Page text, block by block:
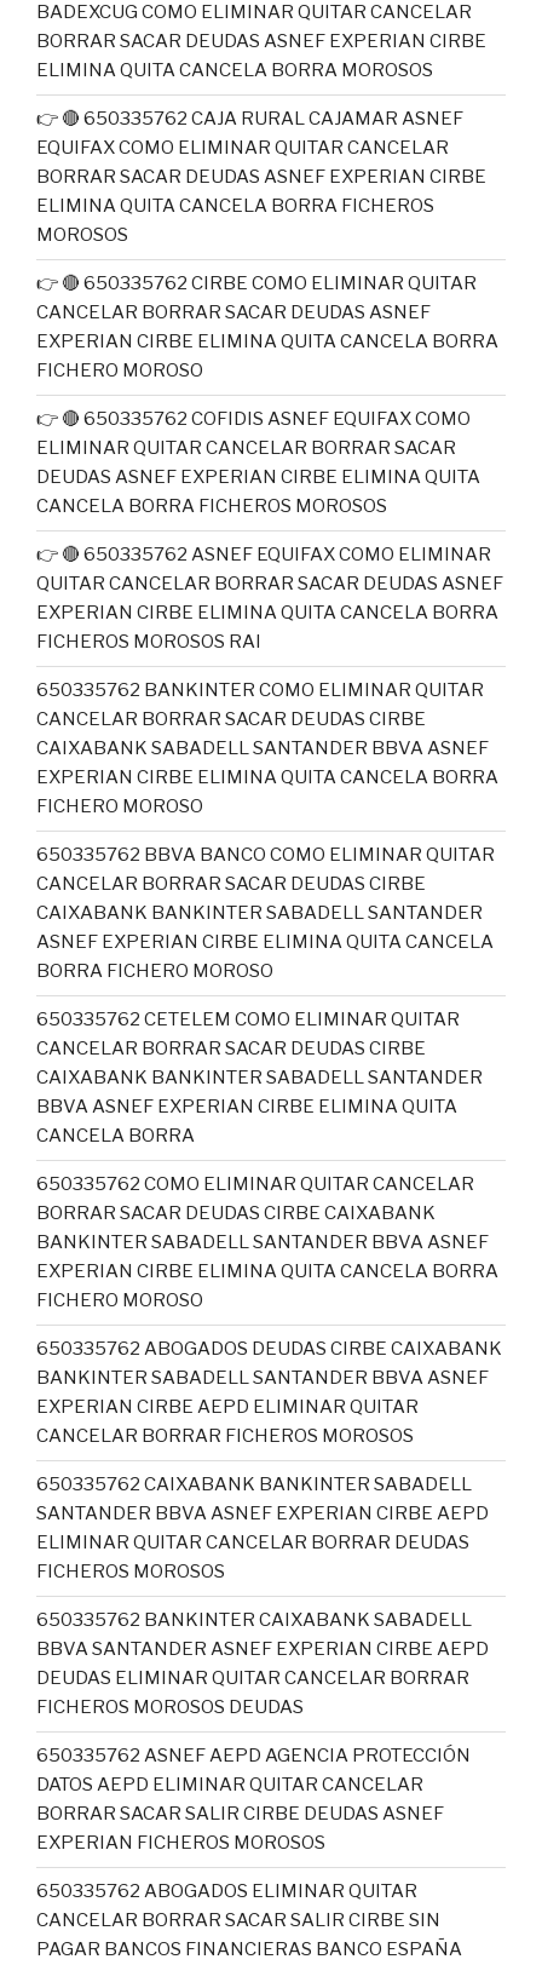
BADEXCUG COMO ELIMINAR QUITAR CANCELAR
BORRAR SACAR DEUDAS ASNEF EXPERIAN CIRBE
ELIMINA QUITA CANCELA BORRA MOROSOS
👉 🔴 650335762 CAJA RURAL CAJAMAR ASNEF
EQUIFAX COMO ELIMINAR QUITAR CANCELAR
BORRAR SACAR DEUDAS ASNEF EXPERIAN CIRBE
ELIMINA QUITA CANCELA BORRA FICHEROS
MOROSOS
👉 🔴 650335762 CIRBE COMO ELIMINAR QUITAR
CANCELAR BORRAR SACAR DEUDAS ASNEF
EXPERIAN CIRBE ELIMINA QUITA CANCELA BORRA
FICHERO MOROSO
👉 🔴 650335762 COFIDIS ASNEF EQUIFAX COMO
ELIMINAR QUITAR CANCELAR BORRAR SACAR
DEUDAS ASNEF EXPERIAN CIRBE ELIMINA QUITA
CANCELA BORRA FICHEROS MOROSOS
👉 🔴 650335762 ASNEF EQUIFAX COMO ELIMINAR
QUITAR CANCELAR BORRAR SACAR DEUDAS ASNEF
EXPERIAN CIRBE ELIMINA QUITA CANCELA BORRA
FICHEROS MOROSOS RAI
650335762 BANKINTER COMO ELIMINAR QUITAR
CANCELAR BORRAR SACAR DEUDAS CIRBE
CAIXABANK SABADELL SANTANDER BBVA ASNEF
EXPERIAN CIRBE ELIMINA QUITA CANCELA BORRA
FICHERO MOROSO
650335762 BBVA BANCO COMO ELIMINAR QUITAR
CANCELAR BORRAR SACAR DEUDAS CIRBE
CAIXABANK BANKINTER SABADELL SANTANDER
ASNEF EXPERIAN CIRBE ELIMINA QUITA CANCELA
BORRA FICHERO MOROSO
650335762 CETELEM COMO ELIMINAR QUITAR
CANCELAR BORRAR SACAR DEUDAS CIRBE
CAIXABANK BANKINTER SABADELL SANTANDER
BBVA ASNEF EXPERIAN CIRBE ELIMINA QUITA
CANCELA BORRA
650335762 COMO ELIMINAR QUITAR CANCELAR
BORRAR SACAR DEUDAS CIRBE CAIXABANK
BANKINTER SABADELL SANTANDER BBVA ASNEF
EXPERIAN CIRBE ELIMINA QUITA CANCELA BORRA
FICHERO MOROSO
650335762 ABOGADOS DEUDAS CIRBE CAIXABANK
BANKINTER SABADELL SANTANDER BBVA ASNEF
EXPERIAN CIRBE AEPD ELIMINAR QUITAR
CANCELAR BORRAR FICHEROS MOROSOS
650335762 CAIXABANK BANKINTER SABADELL
SANTANDER BBVA ASNEF EXPERIAN CIRBE AEPD
ELIMINAR QUITAR CANCELAR BORRAR DEUDAS
FICHEROS MOROSOS
650335762 BANKINTER CAIXABANK SABADELL
BBVA SANTANDER ASNEF EXPERIAN CIRBE AEPD
DEUDAS ELIMINAR QUITAR CANCELAR BORRAR
FICHEROS MOROSOS DEUDAS
650335762 ASNEF AEPD AGENCIA PROTECCIÓN
DATOS AEPD ELIMINAR QUITAR CANCELAR
BORRAR SACAR SALIR CIRBE DEUDAS ASNEF
EXPERIAN FICHEROS MOROSOS
650335762 ABOGADOS ELIMINAR QUITAR
CANCELAR BORRAR SACAR SALIR CIRBE SIN
PAGAR BANCOS FINANCIERAS BANCO ESPAÑA